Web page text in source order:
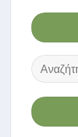
Αναζήτηση
για: